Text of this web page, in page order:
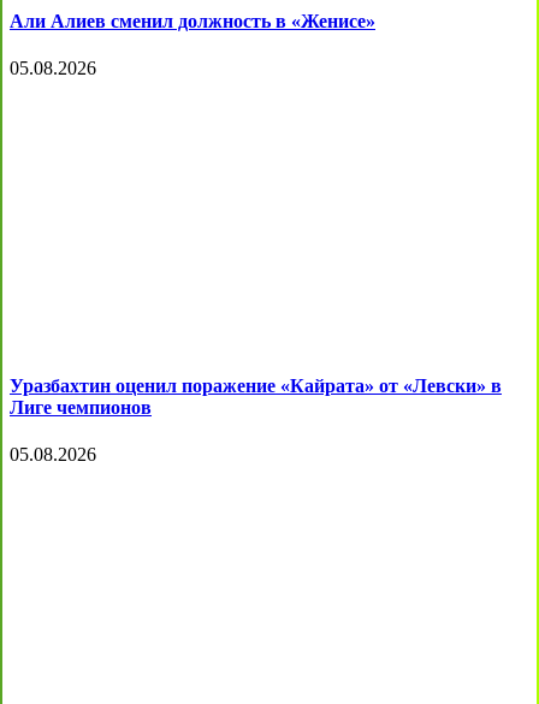
Али Алиев сменил должность в «Женисе»
05.08.2026
Уразбахтин оценил поражение «Кайрата» от «Левски» в
Лиге чемпионов
05.08.2026